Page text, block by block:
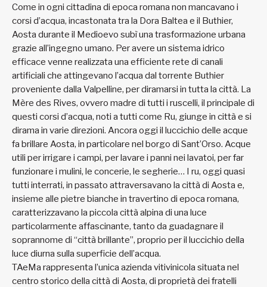
Come in ogni cittadina di epoca romana non mancavano i
corsi d’acqua, incastonata tra la Dora Baltea e il Buthier,
Aosta durante il Medioevo subì una trasformazione urbana
grazie all’ingegno umano. Per avere un sistema idrico
efficace venne realizzata una efficiente rete di canali
artificiali che attingevano l’acqua dal torrente Buthier
proveniente dalla Valpelline, per diramarsi in tutta la città. La
Mère des Rives, ovvero madre di tutti i ruscelli, il principale di
questi corsi d’acqua, noti a tutti come Ru, giunge in città e si
dirama in varie direzioni. Ancora oggi il luccichio delle acque
fa brillare Aosta, in particolare nel borgo di Sant’Orso. Acque
utili per irrigare i campi, per lavare i panni nei lavatoi, per far
funzionare i mulini, le concerie, le segherie… I ru, oggi quasi
tutti interrati, in passato attraversavano la città di Aosta e,
insieme alle pietre bianche in travertino di epoca romana,
caratterizzavano la piccola città alpina di una luce
particolarmente affascinante, tanto da guadagnare il
soprannome di “città brillante”, proprio per il luccichio della
luce diurna sulla superficie dell’acqua.
TAeMa rappresenta l’unica azienda vitivinicola situata nel
centro storico della città di Aosta, di proprietà dei fratelli